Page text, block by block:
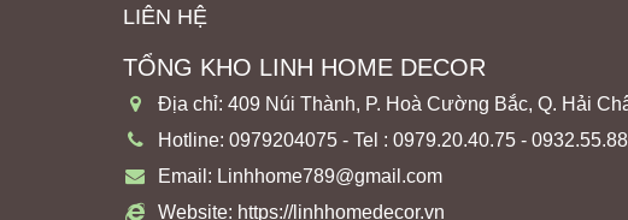
LIÊN HỆ
TỔNG KHO LINH HOME DECOR
Địa chỉ: 409 Núi Thành, P. Hoà Cường Bắc, Q. Hải
Hotline: 0979204075 - Tel : 0979.20.40.75 -
Email: Linhhome789@gmail.com
Website: https://linhhomedecor.vn